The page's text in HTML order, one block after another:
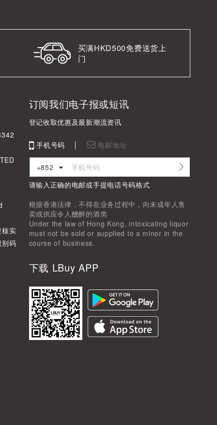
买满HKD500免费送货上
门
实
码
订阅我们电子报或短讯
登记收取优惠及最新潮流资讯
手机号码 电邮地址
+852
请输入正确的电邮或手提电话号码格式
根据香港法律，不得在业务过程中，向未成年人售
卖或供应令人醺醉的酒类
Under the law of Hong Kong, intoxicating liquor
must not be sold or supplied to a minor in the
course of business.
下载 LBuy APP